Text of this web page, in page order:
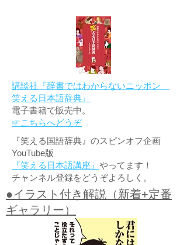
講談社『辞書ではわからないニッポン
笑える日本語辞典』
電子書籍で販売中。
☞こちらへどうぞ
『笑える国語辞典』のスピンオフ企画
YouTube版
『笑える日本語講座』 やってます！
チャンネル登録をどうぞよろしく。
●イラスト付き解説（新着+定番
ギャラリー）